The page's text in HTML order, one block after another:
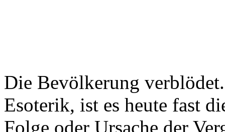
Die Bevölkerung
Esoterik, ist es heute fast
Folge oder Ursache der